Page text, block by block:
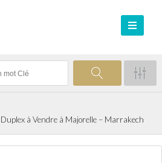
à Vendre à Majorelle – Marrakech